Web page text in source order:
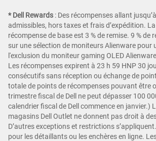
* Dell Rewards : Des récompenses allant
admissibles, hors taxes et frais d’expédition.
récompense de base est 3 % de remise. 9 % de
sur une sélection de moniteurs Alienware pour
l'exclusion du moniteur gaming OLED
Les récompenses expirent à 23 h 59 HNP 30
consécutifs sans réception ou échange de
totale de points de récompenses pouvant être
trimestre fiscal de Dell ne peut dépasser 100
calendrier fiscal de Dell commence en janvier.)
magasins Dell Outlet ne donnent pas droit à
D’autres exceptions et restrictions
pour les détaillants ou les enchères en ligne.